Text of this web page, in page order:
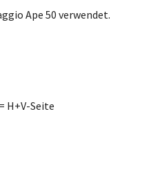
Ape 50 verwendet.
H+V-Seite